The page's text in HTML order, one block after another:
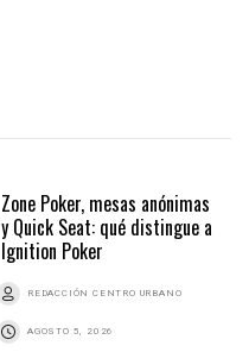
Zone Poker, mesas anónimas
y Quick Seat: qué distingue a
Ignition Poker
REDACCIÓN CENTRO URBANO
AGOSTO 5, 2026